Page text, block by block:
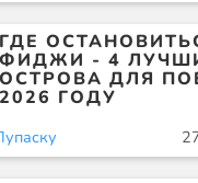
ГДЕ
ФИДЖИ - 4
ОСТРОВА ДЛЯ
2026 ГОДУ